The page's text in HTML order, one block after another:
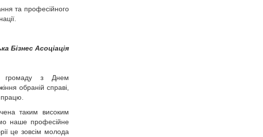
та професійного
Бізнес Асоціація
громаду з Днем
обраній справі,
таким високим
наше професійне
це зовсім молода